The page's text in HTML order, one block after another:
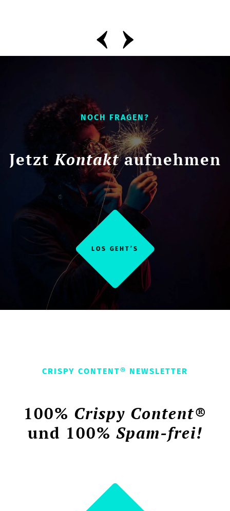
NOCH FRAGEN?
JetztKontaktaufnehmen
LOS GEHT’S
CRISPY CONTENT® NEWSLETTER
100% Crispy Content®
und 100% Spam-frei!